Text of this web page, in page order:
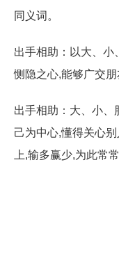
同义词。
出手相助：以大、小
恻隐之心,能够广交朋
出手相助：大、小、
己为中心,懂得关心
上,输多赢少,为此常